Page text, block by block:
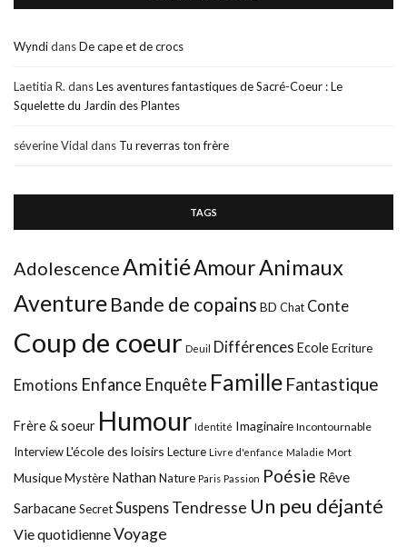
WyndidansDe cape et de crocs
Laetitia R. dansLes aventures fantastiques de Sacré-Coeur : Le
Squelette du Jardin des Plantes
séverine Vidal dans Tu reverras ton frère
TAGS
AdolescenceAmitiéAmourAnimaux
Aventure Bande de copains BD Chat Conte
Coup de coeur Deuil Différences EcoleEcriture
Emotions Enfance Enquête Famille Fantastique
Frère & soeur Humour Identité Imaginaire Incontournable
InterviewL'école des loisirs Lecture Livre d'enfance Maladie Mort
MusiqueMystère Nathan Nature Paris Passion Poésie Rêve
SarbacaneSecretSuspens Tendresse Un peu déjanté
Vie quotidienneVoyage